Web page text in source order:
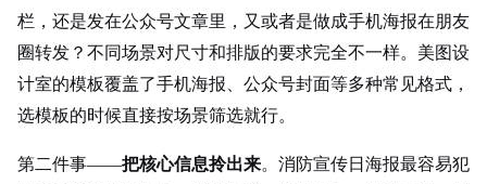
栏，还是发在公众号文章里，又或者是做成手机海报在朋友
圈转发？不同场景对尺寸和排版的要求完全不一样。美图设
计室的模板覆盖了手机海报、公众号封面等多种常见格式，
选模板的时候直接按场景筛选就行。
第二件事——把核心信息拎出来。消防宣传日海报最容易犯